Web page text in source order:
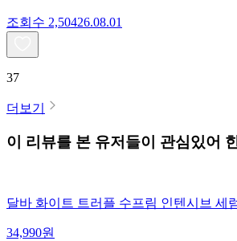
조회수 2,50426.08.01
37
더보기
이 리뷰를 본 유저들이 관심있어
달바 화이트 트러플 수프림 인텐시브 세
34,990원